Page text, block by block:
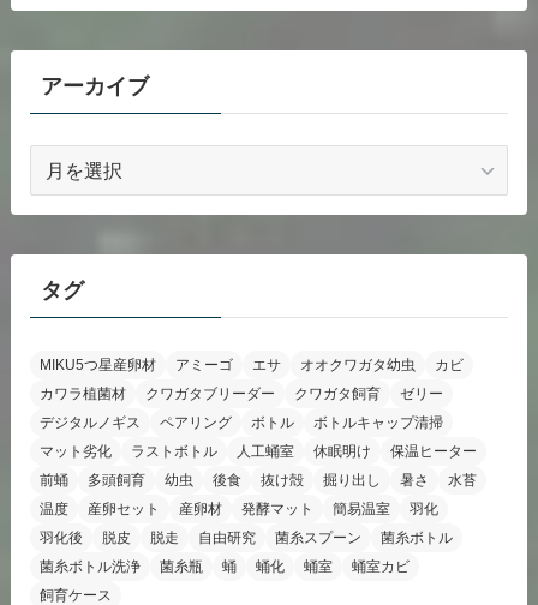
アーカイブ
カ
タグ
MIKU5つ星産卵材 アミーゴ エサ オオクワガタ幼虫
カビ
カワラ植菌材
クワガタブリーダー クワガタ飼育
ゼリー
デジタルノギス
ペアリング ボトル
ボトルキャップ清掃
マット劣化
ラストボトル 人工蛹室 休眠明け
保温ヒーター
前蛹
多頭飼育 幼虫 後食 抜け殻 掘り出し 暑さ
水苔
温度
産卵セット 産卵材 発酵マット 簡易温室
羽化
羽化後
脱皮 脱走 自由研究 菌糸スプーン
菌糸ボトル
菌糸ボトル洗浄
菌糸瓶 蛹 蛹化 蛹室
蛹室カビ
飼育ケース